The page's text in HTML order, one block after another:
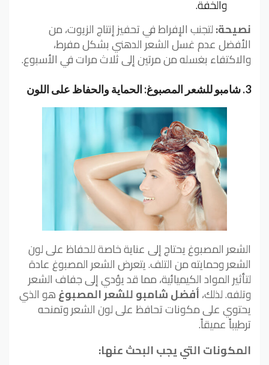
والخفة.
نصيحة:لتجنب الإفراط في تحفيز إنتاج الزيوت، من
الأفضل عدم غسل الشعر الدهني بشكل مفرط،
والاكتفاء بغسله من مرتين إلى ثلاث مرات في الأسبوع.
3. شامبو للشعر المصبوغ: الحماية والحفاظ على اللون
الشعر المصبوغ يحتاج إلى عناية خاصة للحفاظ على لون
الشعر وحمايته من التلف. يتعرض الشعر المصبوغ عادة
لتأثير المواد الكيميائية، مما قد يؤدي إلى جفاف الشعر
وتلفه. لذلك،أفضل شامبو للشعر المصبوغهو الذي
يحتوي على مكونات تحافظ على لون الشعر وتمنحه
ترطيباً عميقاً.
المكونات التي يجب البحث عنها: